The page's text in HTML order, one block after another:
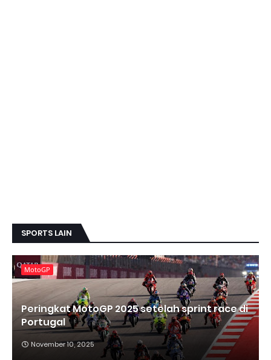
SPORTS LAIN
MotoGP
Peringkat MotoGP 2025 setelah sprint race di
Portugal
November 10, 2025